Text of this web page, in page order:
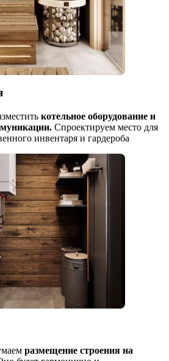
котельное оборудование и
Спроектируем место для
инвентаря и гардероба
размещение строения на